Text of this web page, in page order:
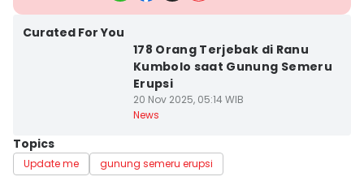
Curated For You
178 Orang Terjebak di Ranu
Kumbolo saat Gunung Semeru
Erupsi
20 Nov 2025, 05:14 WIB
News
Topics
Update me gunung semeru erupsi